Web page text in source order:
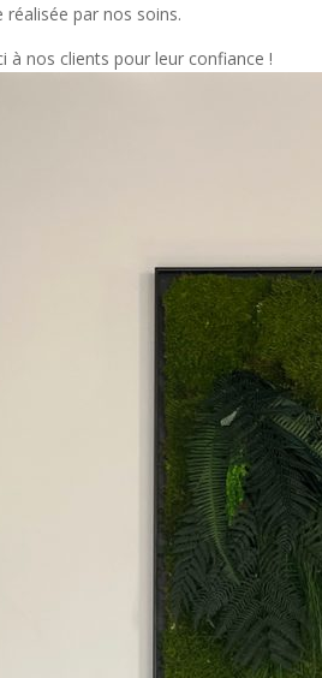
réalisée par nos soins.
à nos clients pour leur confiance !